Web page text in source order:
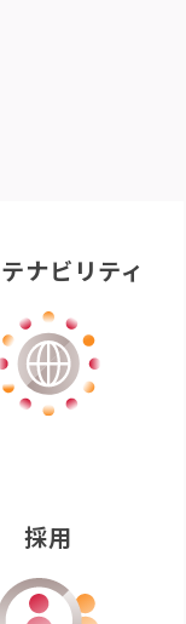
ナビリティ
採用